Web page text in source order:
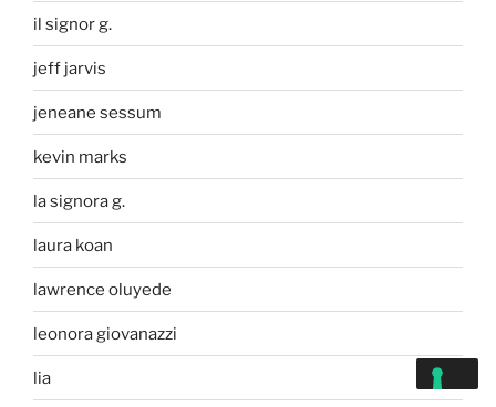
il signor g.
jeff jarvis
jeneane sessum
kevin marks
la signora g.
laura koan
lawrence oluyede
leonora giovanazzi
lia